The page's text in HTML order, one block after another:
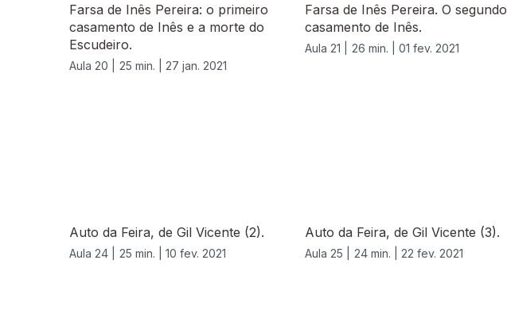
Farsa de Inês Pereira: o primeiro
casamento de Inês e a morte do
Escudeiro.
Aula 20 | 25 min. | 27 jan. 2021
Farsa de Inês Pereira. O segundo
casamento de Inês.
Aula 21 | 26 min. | 01 fev. 2021
Auto da Feira, de Gil Vicente (2).
Aula 24 | 25 min. | 10 fev. 2021
Auto da Feira, de Gil Vicente (3).
Aula 25 | 24 min. | 22 fev. 2021